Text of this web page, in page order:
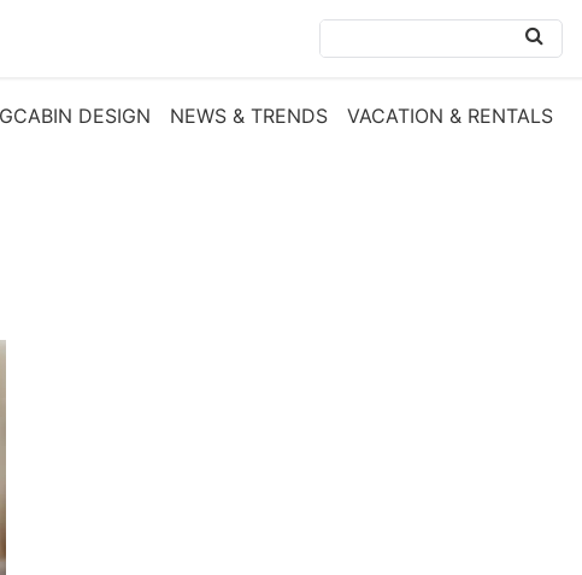
DESIGN NEWS & TRENDS VACATION & RENTALS